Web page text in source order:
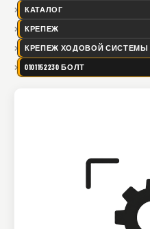
КАТАЛОГ
КРЕПЕЖ
КРЕПЕЖ ХОДОВОЙ СИСТЕМЫ
0101152230 БОЛТ